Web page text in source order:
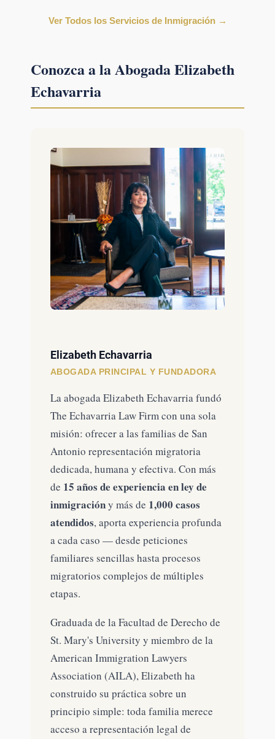
Ver Todos los Servicios de Inmigración →
Conozca a la Abogada Elizabeth
Echavarria
Elizabeth Echavarria
ABOGADA PRINCIPAL Y FUNDADORA
La abogada Elizabeth Echavarria fundó
The Echavarria Law Firm con una sola
misión: ofrecer a las familias de San
Antonio representación migratoria
dedicada, humana y efectiva. Con más
de 15 años de experiencia en ley de
inmigracióny más de 1,000 casos
atendidos, aporta experiencia profunda
a cada caso — desde peticiones
familiares sencillas hasta procesos
migratorios complejos de múltiples
etapas.
Graduada de la Facultad de Derecho de
St. Mary's University y miembro de la
American Immigration Lawyers
Association (AILA), Elizabeth ha
construido su práctica sobre un
principio simple: toda familia merece
acceso a representación legal de